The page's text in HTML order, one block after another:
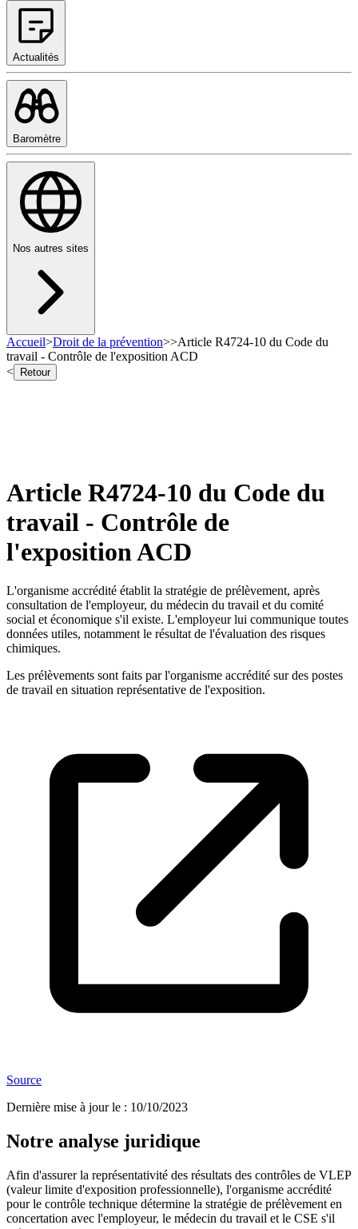
Actualités
Baromètre
Nos autres sites
Accueil>Droit de la prévention>>Article R4724-10 du Code du
travail - Contrôle de l'exposition ACD
<
Retour
Article R4724-10 du Code du
travail - Contrôle de
l'exposition ACD
L'organisme accrédité établit la stratégie de prélèvement, après
consultation de l'employeur, du médecin du travail et du comité
social et économique s'il existe. L'employeur lui communique toutes
données utiles, notamment le résultat de l'évaluation des risques
chimiques.
Les prélèvements sont faits par l'organisme accrédité sur des postes
de travail en situation représentative de l'exposition.
Source
Dernière mise à jour le : 10/10/2023
Notre analyse juridique
Afin d'assurer la représentativité des résultats des contrôles de VLEP
(valeur limite d'exposition professionnelle), l'organisme accrédité
pour le contrôle technique détermine la stratégie de prélèvement en
concertation avec l'employeur, le médecin du travail et le CSE s'il